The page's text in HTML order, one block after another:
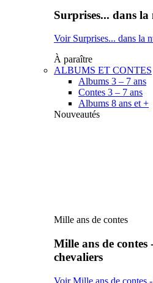
Surprises... dans
Voir Surprises... dans la
À paraître
ALBUMS ET CONTES
Albums 3 – 7 ans
Contes 3 – 7 ans
Albums 8 ans et +
Nouveautés
Mille ans de contes
Mille ans de contes
chevaliers
Voir Mille ans de contes